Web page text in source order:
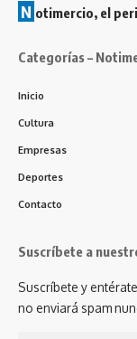
N otimercio, el
Categorías –
Inicio
Cultura
Empresas
Deportes
Contacto
Suscríbete a
Suscríbete y
no enviará spam